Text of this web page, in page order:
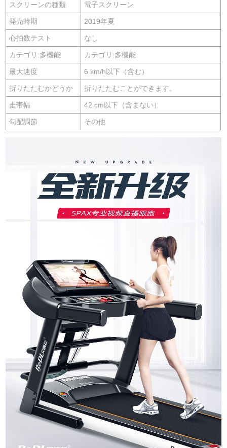
スクリーンの種類 電子スクリーン
発売時期 2019年夏
心拍数テスト なし
カテゴリ:多機能 カテゴリ:多機能
最大速度 6 km/h以下（含む）
折りたたむかどうか 折りたたむことができます。
走帯幅 42 cm以下（含まない）
勾配調節 その他